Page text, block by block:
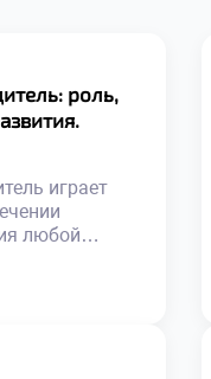
роль,
играет
любой